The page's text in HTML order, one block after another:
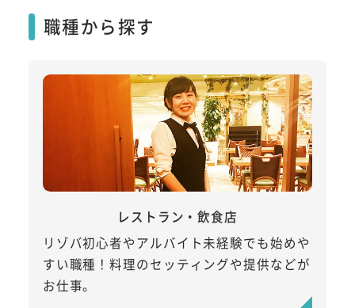
職種から探す
レストラン・飲食店
リゾバ初心者やアルバイト未経験でも始めや
すい職種！料理のセッティングや提供などが
お仕事。